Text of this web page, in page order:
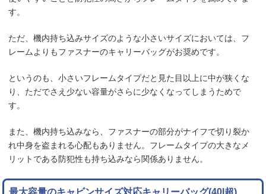
す。
ただ、機内持ち込みサイズのような小さいサイズにおいては、フ
レームよりもファスナーのキャリーバッグがお奨めです。
というのも、小さいフレームタイプだと見た目以上に中が狭くな
り、ただでさえ少ない容量がさらに少なくなってしまうためで
す。
また、機内持ち込みなら、ファスナーの部分がナイフで切り裂か
れ中身を盗まれる心配もありません。フレームタイプの大きなメ
リットである防犯性も持ち込みなら関係ありません。
最大容量のキャビンサイズ対応キャリーバッグ(40l超)